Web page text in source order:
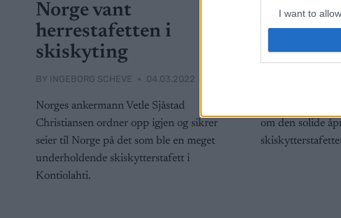
I want to
I want to
Norge vant
herrestafetten i
skiskyting
BY INGEBORG SCHEVE 04.03.2022
Norges ankermann Vetle Sjåstad
Christiansen ordner opp igjen og sikrer
seier til Norge på det som ble en meget
underholdende skiskytterstafett i
Kontiolahti.
Målet
Vetle i
om den solide